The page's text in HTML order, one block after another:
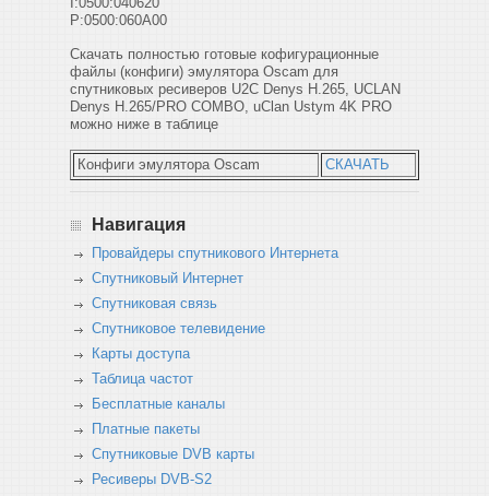
I:0500:040620
P:0500:060A00
Скачать полностью готовые кофигурационные
файлы (конфиги) эмулятора Oscam для
спутниковых ресиверов U2C Denys H.265, UCLAN
Denys H.265/PRO COMBO, uClan Ustym 4K PRO
можно ниже в таблице
Конфиги эмулятора Oscam СКАЧАТЬ
Навигация
Провайдеры спутникового Интернета
Спутниковый Интернет
Спутниковая связь
Спутниковое телевидение
Карты доступа
Таблица частот
Бесплатные каналы
Платные пакеты
Спутниковые DVB карты
Ресиверы DVB-S2